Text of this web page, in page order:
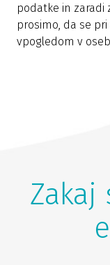
podatke in zaradi
prosimo, da se
vpogledom v